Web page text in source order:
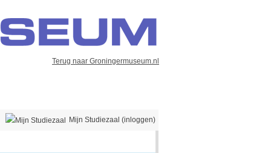
Terug naar Groningermuseum.nl
Mijn Studiezaal (inloggen)